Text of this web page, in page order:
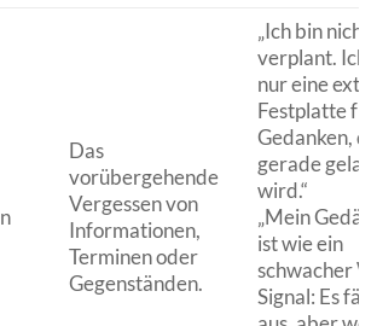
Das
vorübergehende
Vergessen von
Informationen,
Terminen oder
Gegenständen.
„Ich bin nicht
verplant. Ich
nur eine
Festplatte
Gedanken,
gerade
wird.“
„Mein
ist wie ein
schwacher
Signal: Es